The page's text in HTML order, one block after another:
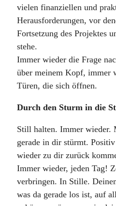
vielen finanziellen und
Herausforderungen, vor
Fortsetzung des Projektes
stehe.
Immer wieder die Frage
über meinem Kopf, immer
Türen, die sich öffnen.
Durch den Sturm in die
Still halten. Immer wieder.
gerade in dir stürmt.
wieder zu dir zurück
Immer wieder, jeden Tag!
verbringen. In Stille.
was da gerade los ist, auf